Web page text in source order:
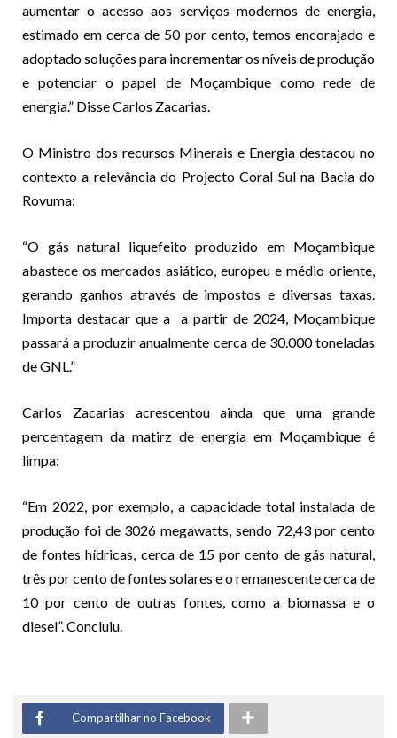
aumentar o acesso aos serviços modernos de energia,
estimado em cerca de 50 por cento, temos encorajado e
adoptado soluções para incrementar os níveis de produção
e potenciar o papel de Moçambique como rede de
energia.” Disse Carlos Zacarias.
O Ministro dos recursos Minerais e Energia destacou no
contexto a relevância do Projecto Coral Sul na Bacia do
Rovuma:
“O gás natural liquefeito produzido em Moçambique
abastece os mercados asiático, europeu e médio oriente,
gerando ganhos através de impostos e diversas taxas.
Importa destacar que a a partir de 2024, Moçambique
passará a produzir anualmente cerca de 30.000 toneladas
de GNL.”
Carlos Zacarias acrescentou ainda que uma grande
percentagem da matirz de energia em Moçambique é
limpa:
“Em 2022, por exemplo, a capacidade total instalada de
produção foi de 3026 megawatts, sendo 72,43 por cento
de fontes hídricas, cerca de 15 por cento de gás natural,
três por cento de fontes solares e o remanescente cerca de
10 por cento de outras fontes, como a biomassa e o
diesel”. Concluiu.
Compartilhar no Facebook